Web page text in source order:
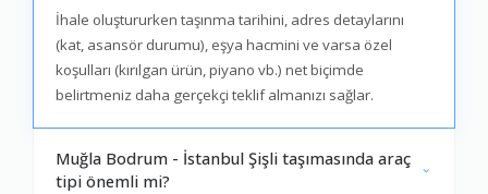
İhale oluştururken taşınma tarihini, adres detaylarını
(kat, asansör durumu), eşya hacmini ve varsa özel
koşulları (kırılgan ürün, piyano vb.) net biçimde
belirtmeniz daha gerçekçi teklif almanızı sağlar.
Muğla Bodrum - İstanbul Şişli taşımasında araç
tipi önemli mi?